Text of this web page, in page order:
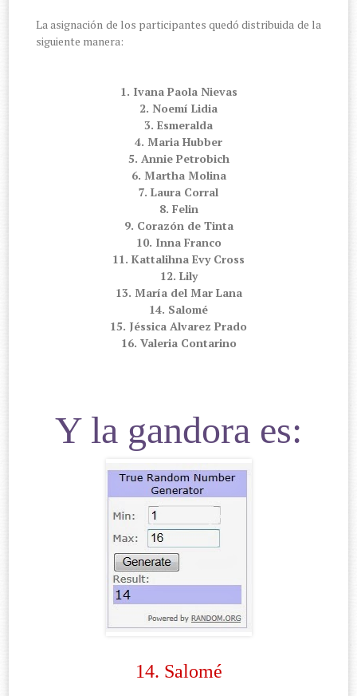
La asignación de los participantes quedó distribuida de la
siguiente manera:
1. Ivana Paola Nievas
2. Noemí Lidia
3. Esmeralda
4. Maria Hubber
5. Annie Petrobich
6. Martha Molina
7. Laura Corral
8. Felin
9. Corazón de Tinta
10. Inna Franco
11. Kattalihna Evy Cross
12. Lily
13. María del Mar Lana
14. Salomé
15. Jéssica Alvarez Prado
16. Valeria Contarino
Y la gandora es:
14. Salomé